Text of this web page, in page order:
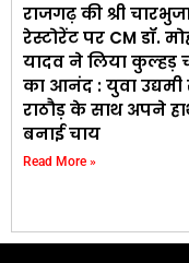
राजगढ़ की श्री
रेस्टोरेंट पर CM डॉ.
यादव ने लिया कुल्हड़
का आनंद : युवा उद्यमी
राठौड़ के साथ अपने
बनाई चाय
Read More »